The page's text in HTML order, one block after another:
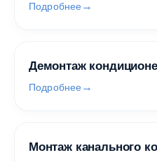
Подробнее
Демонтаж
Подробнее
Монтаж канального